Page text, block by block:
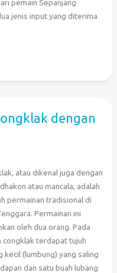
pemain Sepanjang
jenis input yang diterima
dengan
atau dikenal juga dengan
atau mancala, adalah
permainan tradisional di
Permainan ini
oleh dua orang. Pada
congklak terdapat tujuh
kecil (lumbung) yang saling
dan satu buah lubang